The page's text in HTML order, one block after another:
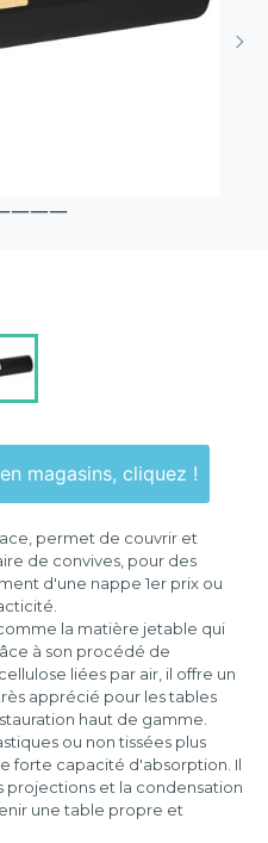
Pour vérifier le stock en magasins, cliquez !
permet de couvrir et
de convives, pour des
d'une nappe 1er prix ou
la matière jetable qui
à son procédé de
liées par air, il offre un
apprécié pour les tables
haut de gamme.
ou non tissées plus
forte capacité d'absorption. Il
et la condensation
une table propre et